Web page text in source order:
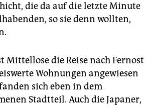
die da auf die letzte Minute
so sie denn wollten,
Mittellose die Reise nach Fernost
Wohnungen angewiesen
sich eben in dem
Stadtteil. Auch die Japaner,